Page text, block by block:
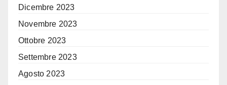
Dicembre 2023
Novembre 2023
Ottobre 2023
Settembre 2023
Agosto 2023